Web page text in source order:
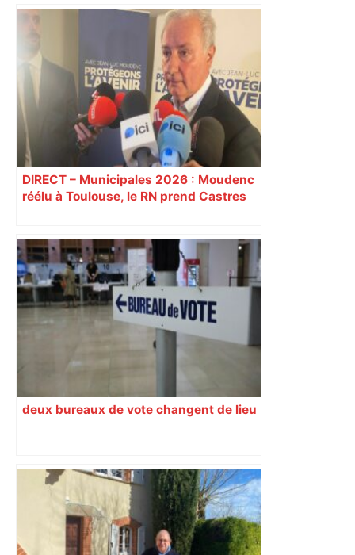
"C’est l’une des plus fortes
fréquentations du circuit" : Toulouse
est-elle la capitale du poker amateur –
ladepeche.fr
DIRECT – Municipales 2026 : Moudenc
réélu à Toulouse, le RN prend Castres
deux bureaux de vote changent de lieu